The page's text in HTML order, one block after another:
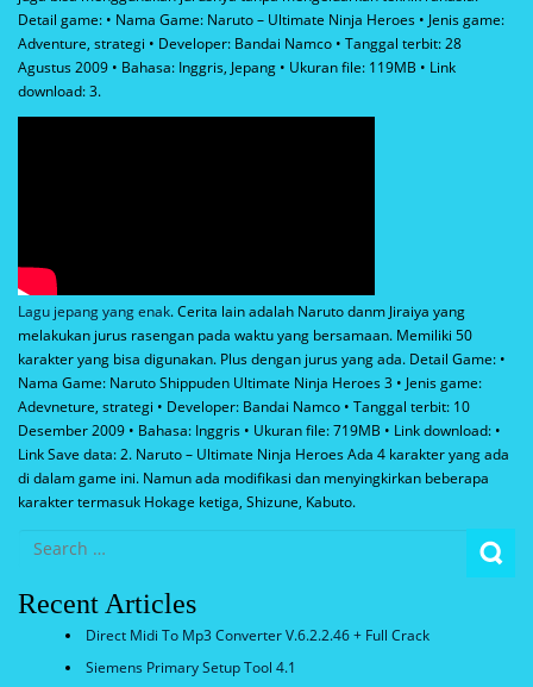
Detail game: • Nama Game: Naruto – Ultimate Ninja Heroes • Jenis game:
Adventure, strategi • Developer: Bandai Namco • Tanggal terbit: 28
Agustus 2009 • Bahasa: Inggris, Jepang • Ukuran file: 119MB • Link
download: 3.
Lagu jepang yang enak. Cerita lain adalah Naruto danm Jiraiya yang
melakukan jurus rasengan pada waktu yang bersamaan. Memiliki 50
karakter yang bisa digunakan. Plus dengan jurus yang ada. Detail Game: •
Nama Game: Naruto Shippuden Ultimate Ninja Heroes 3 • Jenis game:
Adevneture, strategi • Developer: Bandai Namco • Tanggal terbit: 10
Desember 2009 • Bahasa: Inggris • Ukuran file: 719MB • Link download: •
Link Save data: 2. Naruto – Ultimate Ninja Heroes Ada 4 karakter yang ada
di dalam game ini. Namun ada modifikasi dan menyingkirkan beberapa
karakter termasuk Hokage ketiga, Shizune, Kabuto.
Recent Articles
Direct Midi To Mp3 Converter V.6.2.2.46 + Full Crack
Siemens Primary Setup Tool 4.1